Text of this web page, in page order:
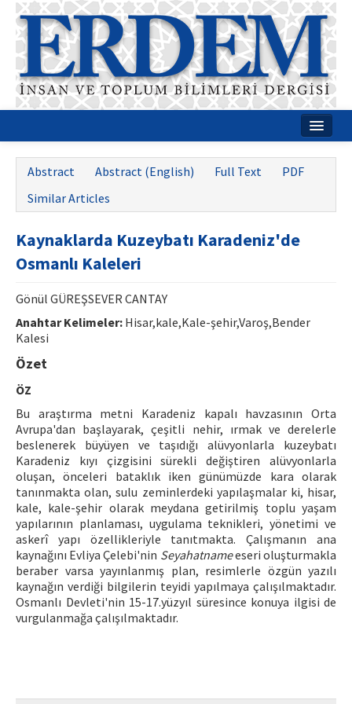
Journal Boards
Guides
Writing Rules
Contact Us
Abstract Abstract (English) Full Text
PDF
Similar Articles
Kaynaklarda Kuzeybatı Karadeniz'de
Osmanlı Kaleleri
Gönül GÜREŞSEVER CANTAY
Anahtar Kelimeler: Hisar,kale,Kale-şehir,Varoş,Bender
Kalesi
Özet
ÖZ
Bu araştırma metni Karadeniz kapalı havzasının Orta
Avrupa'dan başlayarak, çeşitli nehir, ırmak ve derelerle
beslenerek büyüyen ve taşıdığı alüvyonlarla kuzeybatı
Karadeniz kıyı çizgisini sürekli değiştiren alüvyonlarla
oluşan, önceleri bataklık iken günümüzde kara olarak
tanınmakta olan, sulu zeminlerdeki yapılaşmalar ki, hisar,
kale, kale-şehir olarak meydana getirilmiş toplu yaşam
yapılarının planlaması, uygulama teknikleri, yönetimi ve
askerî yapı özellikleriyle tanıtmakta. Çalışmanın ana
kaynağını Evliya Çelebi'nin Seyahatnameeseri oluşturmakla
beraber varsa yayınlanmış plan, resimlerle özgün yazılı
kaynağın verdiği bilgilerin teyidi yapılmaya çalışılmaktadır.
Osmanlı Devleti'nin 15-17.yüzyıl süresince konuya ilgisi de
vurgulanmağa çalışılmaktadır.